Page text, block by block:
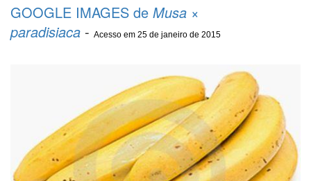
GOOGLE IMAGES de Musa ×
paradisiaca - Acesso em 25 de janeiro de 2015